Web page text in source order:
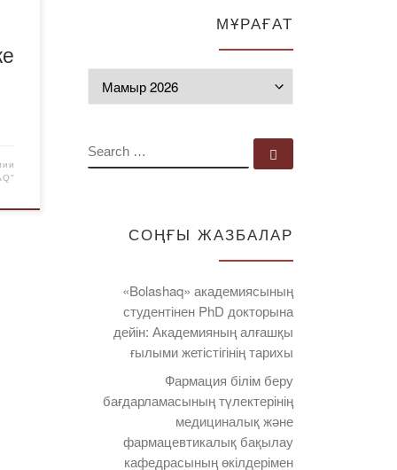
МҰРАҒАТ
SEARCH
СОҢҒЫ ЖАЗБАЛАР
«Bolashaq» академиясының
студентінен PhD докторына
дейін: Академияның алғашқы
ғылыми жетістігінің тарихы
Фармация білім беру
бағдарламасының түлектерінің
медициналық және
фармацевтикалық бақылау
кафедрасының өкілдерімен